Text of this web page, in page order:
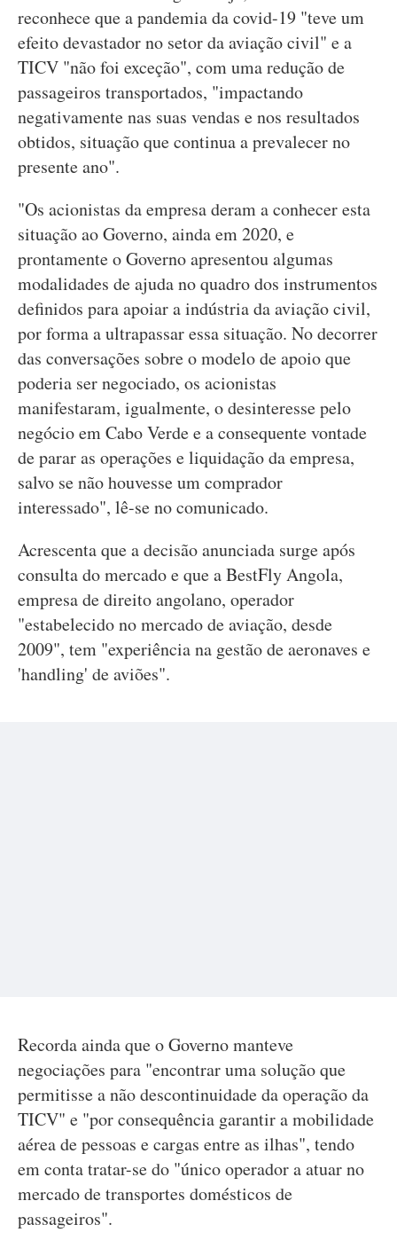
reconhece que a pandemia da covid-19 "teve um
efeito devastador no setor da aviação civil" e a
TICV "não foi exceção", com uma redução de
passageiros transportados, "impactando
negativamente nas suas vendas e nos resultados
obtidos, situação que continua a prevalecer no
presente ano".
"Os acionistas da empresa deram a conhecer esta
situação ao Governo, ainda em 2020, e
prontamente o Governo apresentou algumas
modalidades de ajuda no quadro dos instrumentos
definidos para apoiar a indústria da aviação civil,
por forma a ultrapassar essa situação. No decorrer
das conversações sobre o modelo de apoio que
poderia ser negociado, os acionistas
manifestaram, igualmente, o desinteresse pelo
negócio em Cabo Verde e a consequente vontade
de parar as operações e liquidação da empresa,
salvo se não houvesse um comprador
interessado", lê-se no comunicado.
Acrescenta que a decisão anunciada surge após
consulta do mercado e que a BestFly Angola,
empresa de direito angolano, operador
"estabelecido no mercado de aviação, desde
2009", tem "experiência na gestão de aeronaves e
'handling' de aviões".
Recorda ainda que o Governo manteve
negociações para "encontrar uma solução que
permitisse a não descontinuidade da operação da
TICV" e "por consequência garantir a mobilidade
aérea de pessoas e cargas entre as ilhas", tendo
em conta tratar-se do "único operador a atuar no
mercado de transportes domésticos de
passageiros".